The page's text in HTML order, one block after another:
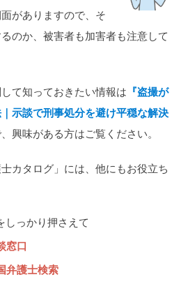
がありますので、そ
のか、被害者も加害者も注意して
て知っておきたい情報は 『盗撮が
示談で刑事処分を避け平穏な解決
興味がある方はご覧ください。
カタログ」には、他にもお役立ち
しっかり押さえて
窓口
弁護士検索